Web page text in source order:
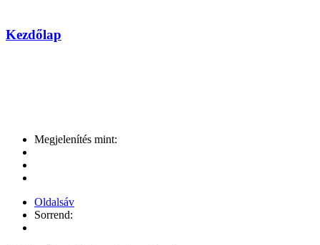
Kezdőlap
Megjelenítés mint:
Oldalsáv
Sorrend: